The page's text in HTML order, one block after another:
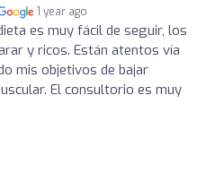
1 year ago
es muy fácil de seguir, los
y ricos. Están atentos vía
mis objetivos de bajar
El consultorio es muy